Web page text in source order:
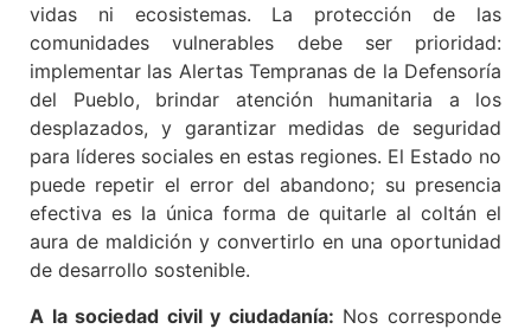
vidas ni ecosistemas. La protección de las
comunidades vulnerables debe ser prioridad:
implementar las Alertas Tempranas de la Defensoría
del Pueblo, brindar atención humanitaria a los
desplazados, y garantizar medidas de seguridad
para líderes sociales en estas regiones. El Estado no
puede repetir el error del abandono; su presencia
efectiva es la única forma de quitarle al coltán el
aura de maldición y convertirlo en una oportunidad
de desarrollo sostenible.
A la sociedad civil y ciudadanía: Nos corresponde